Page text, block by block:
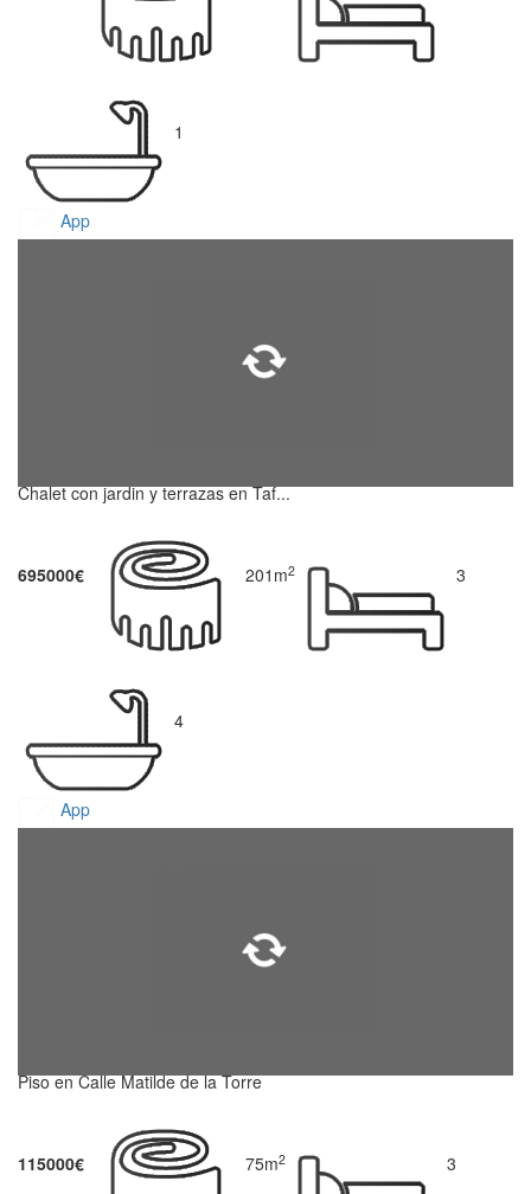
1
App
Chalet con jardin y terrazas en Taf...
695000€ 201m2 3
4
App
Piso en Calle Matilde de la Torre
115000€ 75m2 3